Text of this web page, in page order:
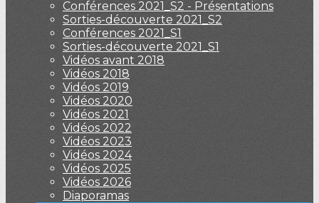
Conférences 2021_S2 - Présentations
Sorties-découverte 2021_S2
Conférences 2021_S1
Sorties-découverte 2021_S1
Vidéos avant 2018
Vidéos 2018
Vidéos 2019
Vidéos 2020
Vidéos 2021
Vidéos 2022
Vidéos 2023
Vidéos 2024
Vidéos 2025
Vidéos 2026
Diaporamas